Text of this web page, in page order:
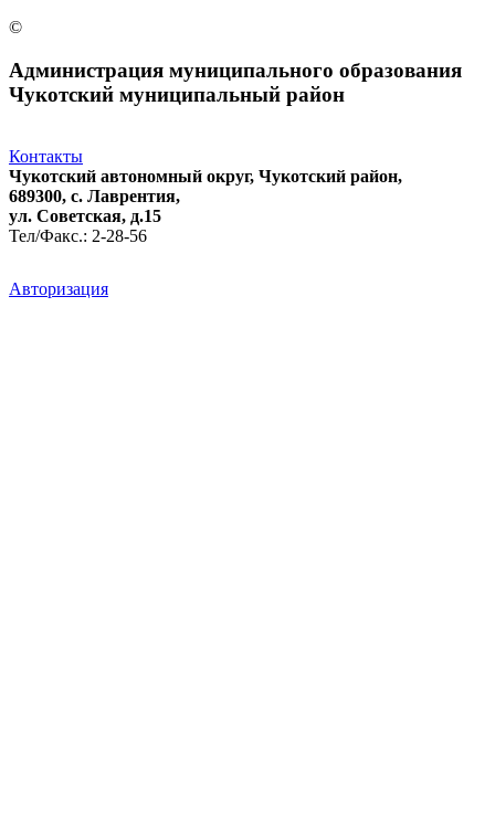
©
Администрация муниципального образования
Чукотский муниципальный район
Контакты
Чукотский автономный округ, Чукотский район,
689300, с. Лаврентия,
ул. Советская, д.15
Тел/Факс.: 2-28-56
Авторизация